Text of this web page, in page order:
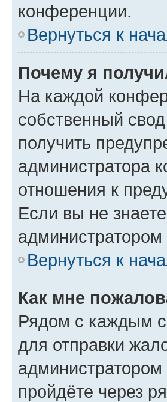
конференции.
Вернуться к
Почему я
На каждой
собственный
получить
администратора
отношения к
Если вы не
Вернуться к
Как мне
Рядом с каждым
для отправки
пройдёте через